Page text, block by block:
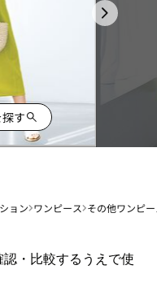
す
ョン ワンピース その他ワンピ
・比較するうえで使